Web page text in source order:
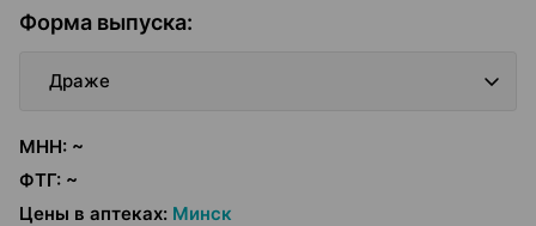
Форма выпуска:
Драже
МНН: ~
ФТГ: ~
Цены в аптеках: Минск